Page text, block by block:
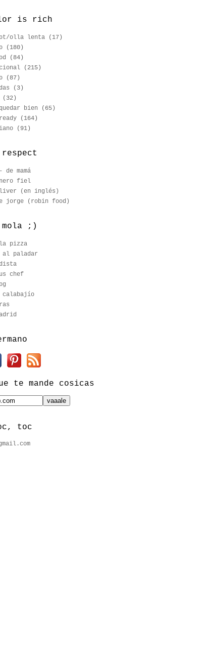
is rich
olla lenta
(17)
(180)
(84)
(215)
(87)
(3)
(32)
bien
(65)
(164)
(91)
de mamá
fiel
(en inglés)
jorge (robin food)
;)
la pizza
paladar
chef
calabajío
te mande cosicas
toc